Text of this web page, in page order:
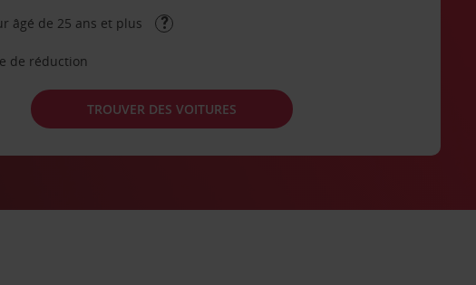
âgé de 25 ans et plus
de réduction
TROUVER DES VOITURES